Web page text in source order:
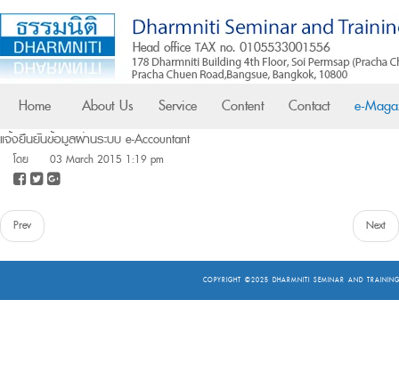
Home About Us Service Content Contact e-
แจ้งยืนยันข้อมูลผ่านระบบ e-Accountant
โดย 03 March 2015 1:19 pm
Prev Next
COPYRIGHT ©2025 DHARMNITI SEMINAR AND